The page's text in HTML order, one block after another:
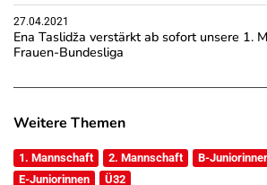
27.04.2021
Ena Taslidža verstärkt ab sofort unsere 1.
Frauen-Bundesliga
Weitere Themen
1. Mannschaft 2. Mannschaft B-
E-Juniorinnen
Ü32